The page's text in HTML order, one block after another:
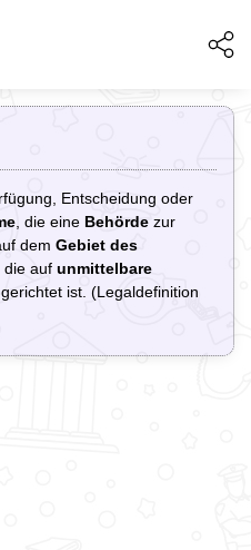
Entscheidung oder
, die eine Behörde zur
dem Gebiet des
die auf unmittelbare
gerichtet ist. (Legaldefinition